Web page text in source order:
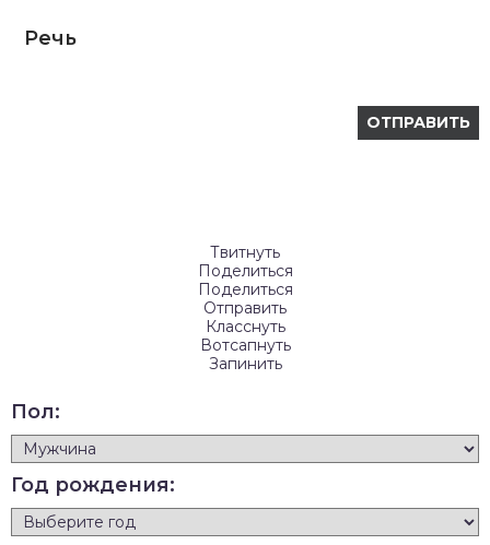
Речь
Твитнуть
Поделиться
Поделиться
Отправить
Класснуть
Вотсапнуть
Запинить
Пол:
Год рождения: